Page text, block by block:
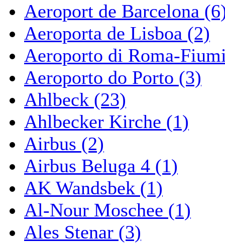
Aeroport de Barcelona
Aeroporta de Lisboa (2)
Aeroporto di Roma-
Aeroporto do Porto (3)
Ahlbeck (23)
Ahlbecker Kirche (1)
Airbus (2)
Airbus Beluga 4 (1)
AK Wandsbek (1)
Al-Nour Moschee (1)
Ales Stenar (3)